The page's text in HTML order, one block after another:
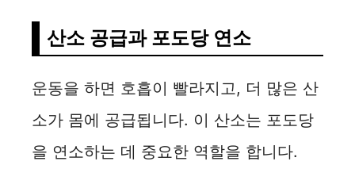
산소 공급과 포도당 연소
운동을 하면 호흡이 빨라지고, 더 많은 산
소가 몸에 공급됩니다. 이 산소는 포도당
을 연소하는 데 중요한 역할을 합니다.